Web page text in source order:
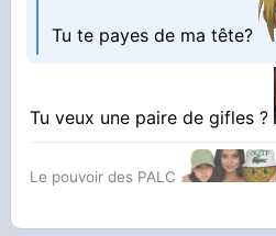
Tu te payes de ma tête?
Tu veux une paire de gifles ?
Le pouvoir des PALC